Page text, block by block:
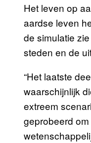
Het leven op
aardse leven
de simulatie
steden en de
“Het laatste
waarschijnlijk
extreem
geprobeerd